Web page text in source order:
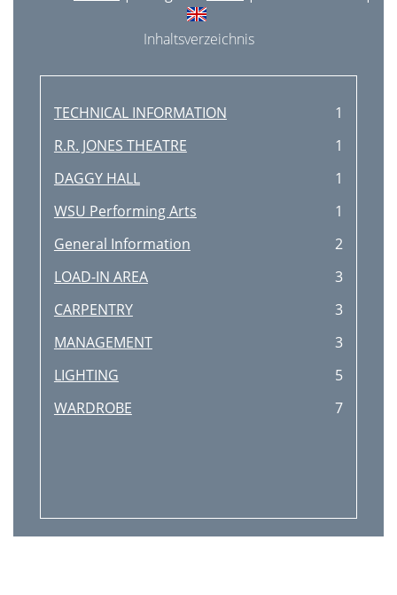
Inhaltsverzeichnis
TECHNICAL INFORMATION
1
R.R. JONES THEATRE
1
DAGGY HALL
1
WSU Performing Arts
1
General Information
2
LOAD-IN AREA
3
CARPENTRY
3
MANAGEMENT
3
LIGHTING
5
WARDROBE
7